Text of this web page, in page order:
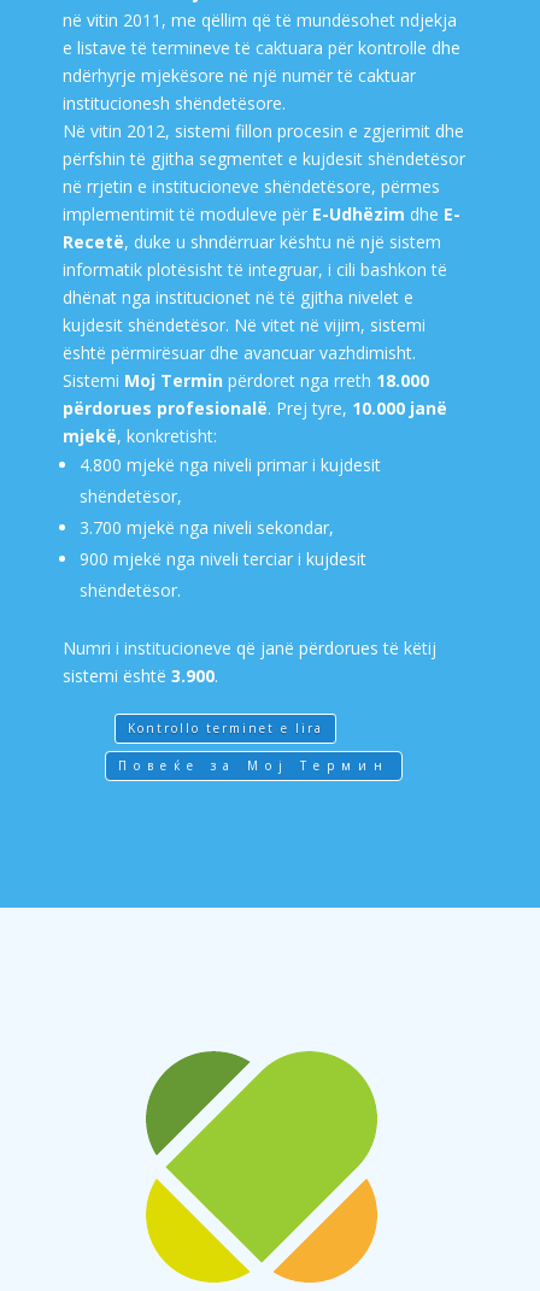
në vitin 2011, me qëllim që të mundësohet ndjekja
e listave të termineve të caktuara për kontrolle dhe
ndërhyrje mjekësore në një numër të caktuar
institucionesh shëndetësore.
Në vitin 2012, sistemi fillon procesin e zgjerimit dhe
përfshin të gjitha segmentet e kujdesit shëndetësor
në rrjetin e institucioneve shëndetësore, përmes
implementimit të moduleve për E-Udhëzim dhe E-
Recetë, duke u shndërruar kështu në një sistem
informatik plotësisht të integruar, i cili bashkon të
dhënat nga institucionet në të gjitha nivelet e
kujdesit shëndetësor. Në vitet në vijim, sistemi
është përmirësuar dhe avancuar vazhdimisht.
Sistemi Moj Termin përdoret nga rreth 18.000
përdorues profesionalë. Prej tyre, 10.000 janë
mjekë, konkretisht:
4.800 mjekë nga niveli primar i kujdesit
shëndetësor,
3.700 mjekë nga niveli sekondar,
900 mjekë nga niveli terciar i kujdesit
shëndetësor.
Numri i institucioneve që janë përdorues të këtij
sistemi është 3.900.
Kontrollo terminet e lira
Повеќе за Мој Термин